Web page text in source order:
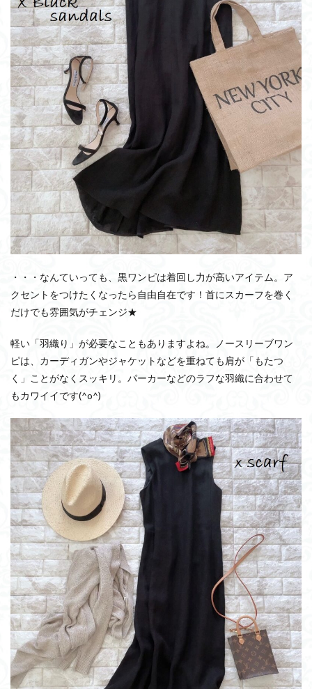
・・・なんていっても、黒ワンピは着回し力が高いアイテム。ア
クセントをつけたくなったら自由自在です！首にスカーフを巻く
だけでも雰囲気がチェンジ★
軽い「羽織り」が必要なこともありますよね。ノースリーブワン
ピは、カーディガンやジャケットなどを重ねても肩が「もたつ
く」ことがなくスッキリ。パーカーなどのラフな羽織に合わせて
もカワイイです(^o^)